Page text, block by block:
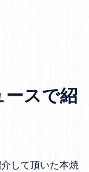
ースで紹
して頂いた本焼